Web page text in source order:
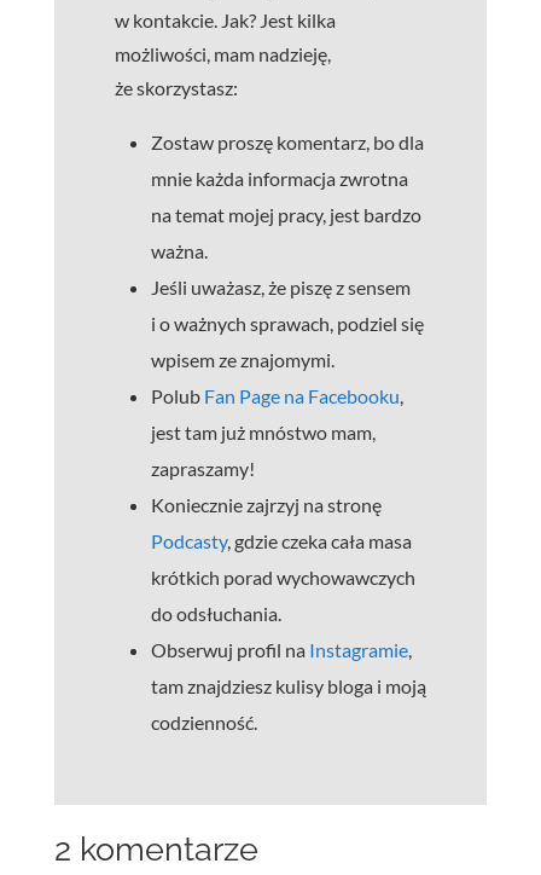
w kontakcie. Jak? Jest kilka
możliwości, mam nadzieję,
że skorzystasz:
Zostaw proszę komentarz, bo dla
mnie każda informacja zwrotna
na temat mojej pracy, jest bardzo
ważna.
Jeśli uważasz, że piszę z sensem
i o ważnych sprawach, podziel się
wpisem ze znajomymi.
Polub Fan Page na Facebooku,
jest tam już mnóstwo mam,
zapraszamy!
Koniecznie zajrzyj na stronę
Podcasty, gdzie czeka cała masa
krótkich porad wychowawczych
do odsłuchania.
Obserwuj profil na Instagramie,
tam znajdziesz kulisy bloga i moją
codzienność.
2 komentarze